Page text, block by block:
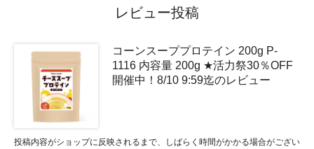
レビュー投稿
コーンスーププロテイン 200g P-
1116 内容量 200g ★活力祭30％OFF
開催中！8/10 9:59迄のレビュー
投稿内容がショップに反映されるまで、しばらく時間がかかる場合がござい